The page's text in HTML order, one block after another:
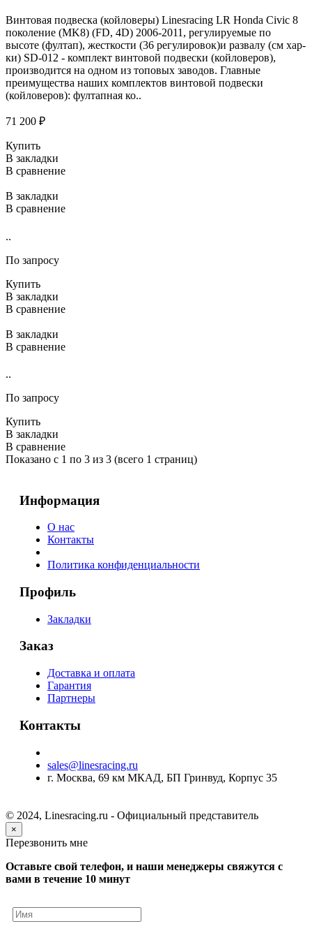
Винтовая подвеска (койловеры) Linesracing LR Honda Civic 8
поколение (MK8) (FD, 4D) 2006-2011, регулируемые по
высоте (фултап), жесткости (36 регулировок)и развалу (см хар-
ки) SD-012 - комплект винтовой подвески (койловеров),
производится на одном из топовых заводов. Главные
преимущества наших комплектов винтовой подвески
(койловеров): фултапная ко..
71 200 ₽
Купить
В закладки
В сравнение
В закладки
В сравнение
..
По запросу
Купить
В закладки
В сравнение
В закладки
В сравнение
..
По запросу
Купить
В закладки
В сравнение
Показано с 1 по 3 из 3 (всего 1 страниц)
Информация
О нас
Контакты
Политика конфиденциальности
Профиль
Закладки
Заказ
Доставка и оплата
Гарантия
Партнеры
Контакты
sales@linesracing.ru
г. Москва, 69 км МКАД, БП Гринвуд, Корпус 35
© 2024, Linesracing.ru - Официальный представитель
×
Перезвонить мне
Оставьте свой телефон, и наши менеджеры свяжутся с
вами в течение 10 минут